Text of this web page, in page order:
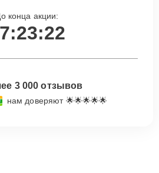
конца акции:
3 000 отзывов
нам доверяют 🌟🌟🌟🌟🌟